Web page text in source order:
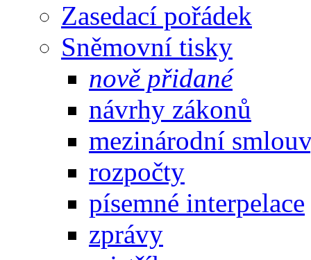
Zasedací pořádek
Sněmovní tisky
nově přidané
návrhy zákonů
mezinárodní
rozpočty
písemné interpelace
zprávy